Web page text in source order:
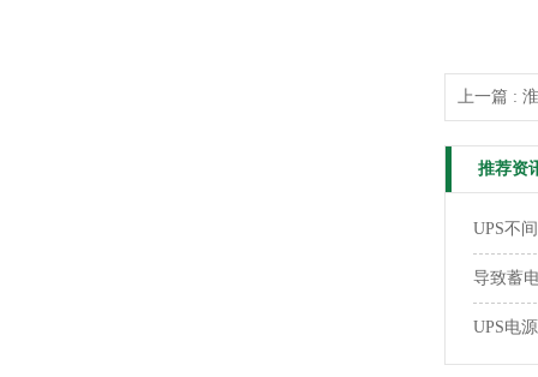
上一篇 :
推荐资
UPS不
导致蓄
UPS电